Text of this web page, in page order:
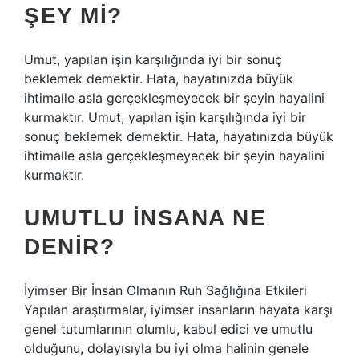
ŞEY MI?
Umut, yapılan işin karşılığında iyi bir sonuç
beklemek demektir. Hata, hayatınızda büyük
ihtimalle asla gerçekleşmeyecek bir şeyin hayalini
kurmaktır. Umut, yapılan işin karşılığında iyi bir
sonuç beklemek demektir. Hata, hayatınızda büyük
ihtimalle asla gerçekleşmeyecek bir şeyin hayalini
kurmaktır.
UMUTLU INSANA NE
DENIR?
İyimser Bir İnsan Olmanın Ruh Sağlığına Etkileri
Yapılan araştırmalar, iyimser insanların hayata karşı
genel tutumlarının olumlu, kabul edici ve umutlu
olduğunu, dolayısıyla bu iyi olma halinin genele